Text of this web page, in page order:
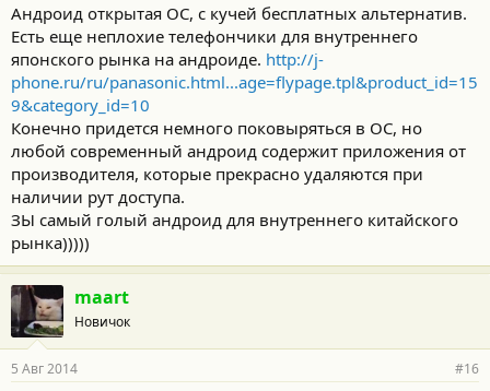
Андроид открытая ОС, с кучей бесплатных альтернатив.
Есть еще неплохие телефончики для внутреннего
японского рынка на андроиде. http://j-
phone.ru/ru/panasonic.html...age=flypage.tpl&product_id=15
9&category_id=10
Конечно придется немного поковыряться в ОС, но
любой современный андроид содержит приложения от
производителя, которые прекрасно удаляются при
наличии рут доступа.
ЗЫ самый голый андроид для внутреннего китайского
рынка)))))
maart
Новичок
5 Авг 2014 #16